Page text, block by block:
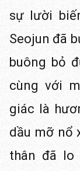
sự lười
Seojun đã
buông bỏ
cùng với
giác là
dầu mỡ nổ
thân đã lo